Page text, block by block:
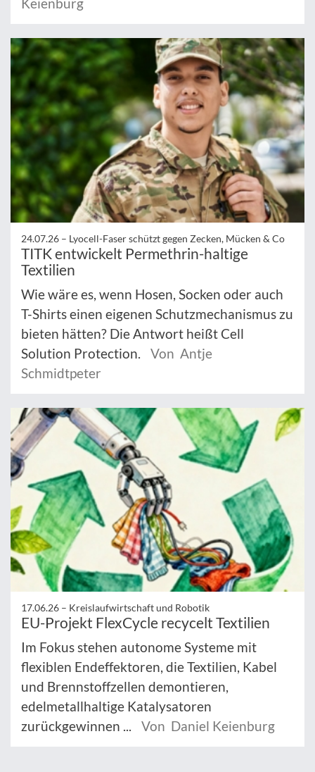
Keienburg
24.07.26 – Lyocell-Faser schützt gegen Zecken, Mücken & Co
TITK entwickelt Permethrin-haltige
Textilien
Wie wäre es, wenn Hosen, Socken oder auch
T-Shirts einen eigenen Schutzmechanismus zu
bieten hätten? Die Antwort heißt Cell
Solution Protection.
Von Antje
Schmidtpeter
17.06.26 – Kreislaufwirtschaft und Robotik
EU-Projekt FlexCycle recycelt Textilien
Im Fokus stehen autonome Systeme mit
flexiblen Endeffektoren, die Textilien, Kabel
und Brennstoffzellen demontieren,
edelmetallhaltige Katalysatoren
zurückgewinnen ...
Von Daniel Keienburg